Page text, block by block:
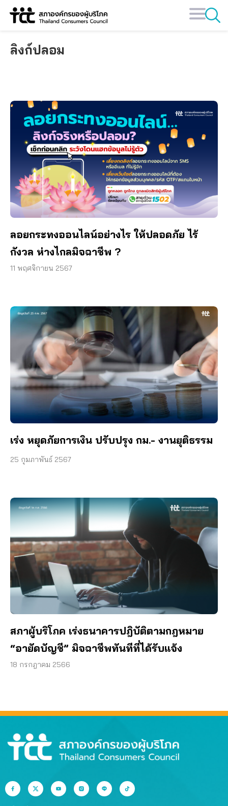
Skip
ลิงก์ปลอม
ลอยกระทงออนไลน์อย่างไร ให้ปลอดภัย ไร้
กังวล ห่างไกลมิจฉาชีพ ?
11 พฤศจิกายน 2567
เร่ง หยุดภัยการเงิน ปรับปรุง กม.- งานยุติธรรม
25 กุมภาพันธ์ 2567
สภาผู้บริโภค เร่งธนาคารปฎิบัติตามกฎหมาย
“อายัดบัญชี” มิจฉาชีพทันทีที่ได้รับแจ้ง
18 กรกฎาคม 2566